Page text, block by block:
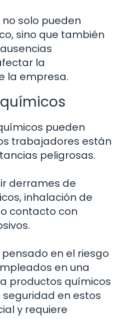
solo pueden
sino que también
la
la empresa.
pueden
trabajadores están
peligrosas.
derrames de
inhalación de
contacto con
pensado en el riesgo
en una
productos químicos
en estos
y requiere